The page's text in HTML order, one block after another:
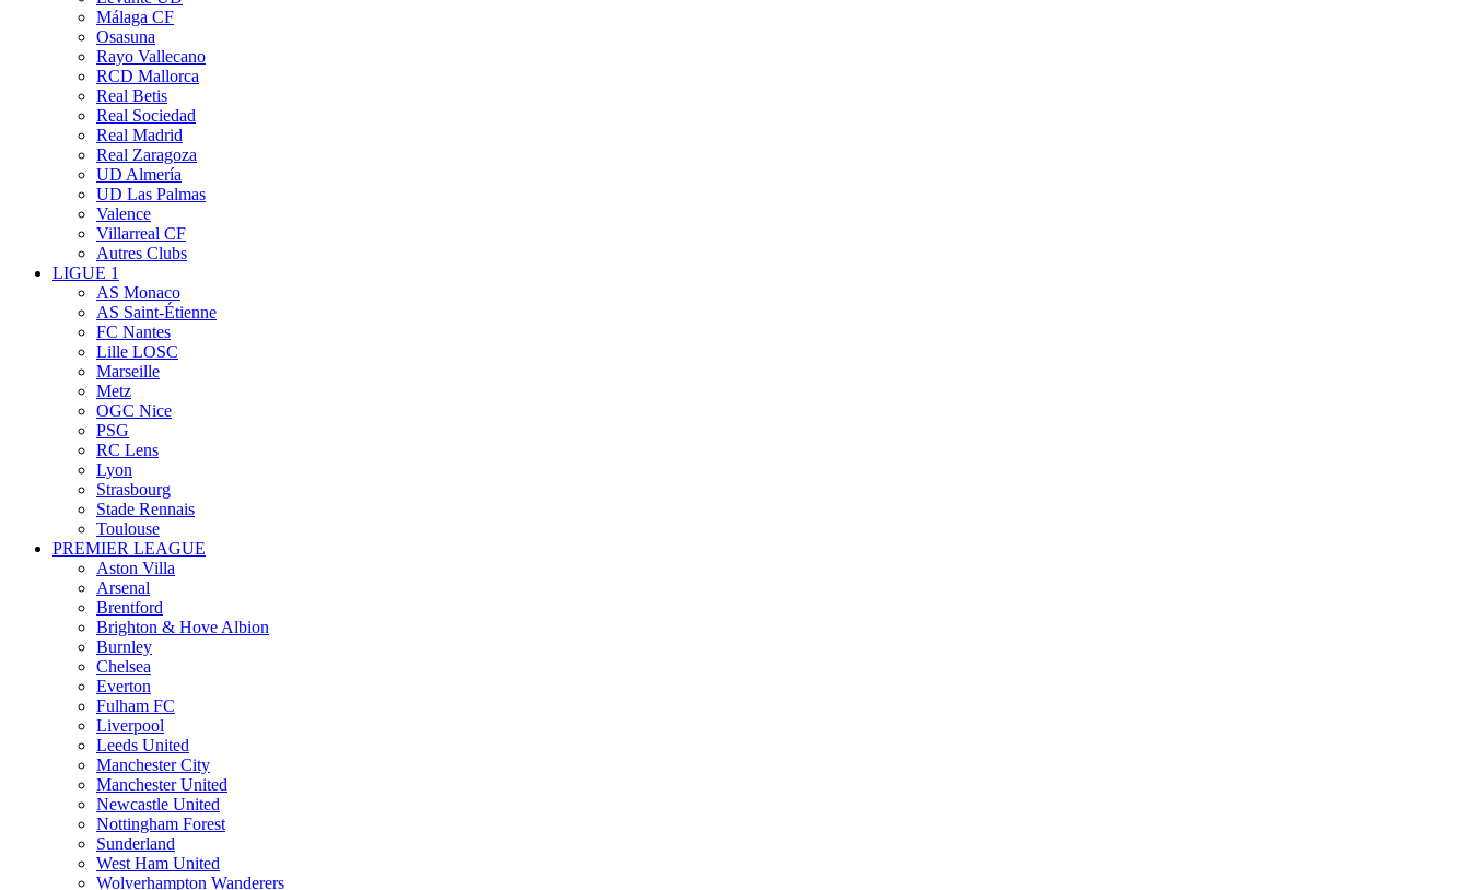
Málaga CF
Osasuna
Rayo Vallecano
RCD Mallorca
Real Betis
Real Sociedad
Real Madrid
Real Zaragoza
UD Almería
UD Las Palmas
Valence
Villarreal CF
Autres Clubs
LIGUE 1
AS Monaco
AS Saint-Étienne
FC Nantes
Lille LOSC
Marseille
Metz
OGC Nice
PSG
RC Lens
Lyon
Strasbourg
Stade Rennais
Toulouse
PREMIER LEAGUE
Aston Villa
Arsenal
Brentford
Brighton & Hove Albion
Burnley
Chelsea
Everton
Fulham FC
Liverpool
Leeds United
Manchester City
Manchester United
Newcastle United
Nottingham Forest
Sunderland
West Ham United
Wolverhampton Wanderers